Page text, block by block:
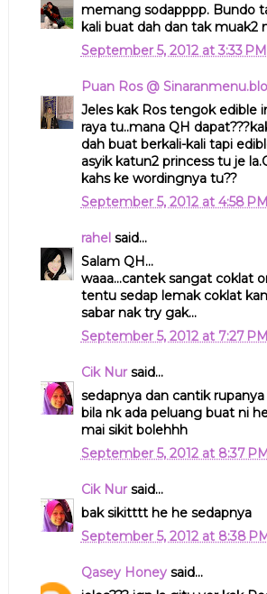
memang sodapppp. Bundo
kali buat dah dan tak muak2
September 5, 2012 at 3:33 PM
Puan Ros @
Jeles kak Ros tengok edible
raya tu..mana QH
dah buat berkali-kali tapi
asyik katun2 princess tu je
kahs ke wordingnya tu??
September 5, 2012 at 4:58 PM
rahelsaid...
Salam QH...
waaa...cantek sangat coklat
tentu sedap lemak coklat
sabar nak try gak...
September 5, 2012 at 7:27 PM
Cik Nursaid...
sedapnya dan cantik rupanya
bila nk ada peluang buat ni
mai sikit bolehhh
September 5, 2012 at 8:37
Cik Nursaid...
bak sikitttt he he sedapnya
September 5, 2012 at 8:38
Qasey Honeysaid...